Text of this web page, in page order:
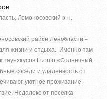
Ломоносовский р-н,
район Ленобласти –
жизни и отдыха. Именно там
таунхаусов Luonto «Солнечный
соседи и удаленность от
уютное проживание,
Недалеко от посёлка